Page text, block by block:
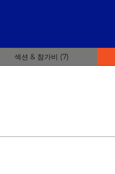
섹션 & 참가비 (7)